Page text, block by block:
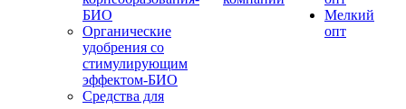
БИО
Органические
удобрения со
стимулирующим
эффектом-БИО
Средства для
Мелкий
опт